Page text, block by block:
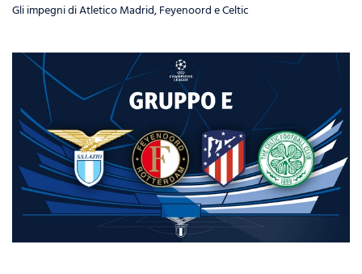
Gli impegni di Atletico Madrid, Feyenoord e Celtic